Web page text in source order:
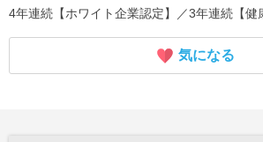
4年連続【ホワイト企業認定】／3年連続【健
気になる